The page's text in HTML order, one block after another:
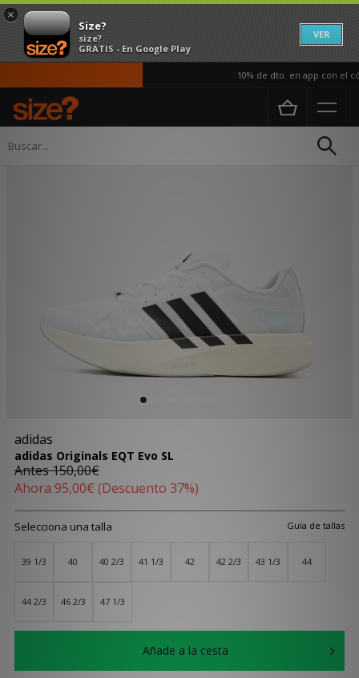
×
Size?
size?
GRATIS - En Google Play
VER
10% de dto. en app con el
Página principal
adidas
adidas Originals EQT Evo SL
Antes150,00€
Ahora 95,00€ (Descuento 37%)
Guía de tallas
Selecciona una talla
39 1/3 40 40 2/3 41 1/3 42 42 2/3 43 1/3 44
44 2/3 46 2/3 47 1/3
Añade a la cesta